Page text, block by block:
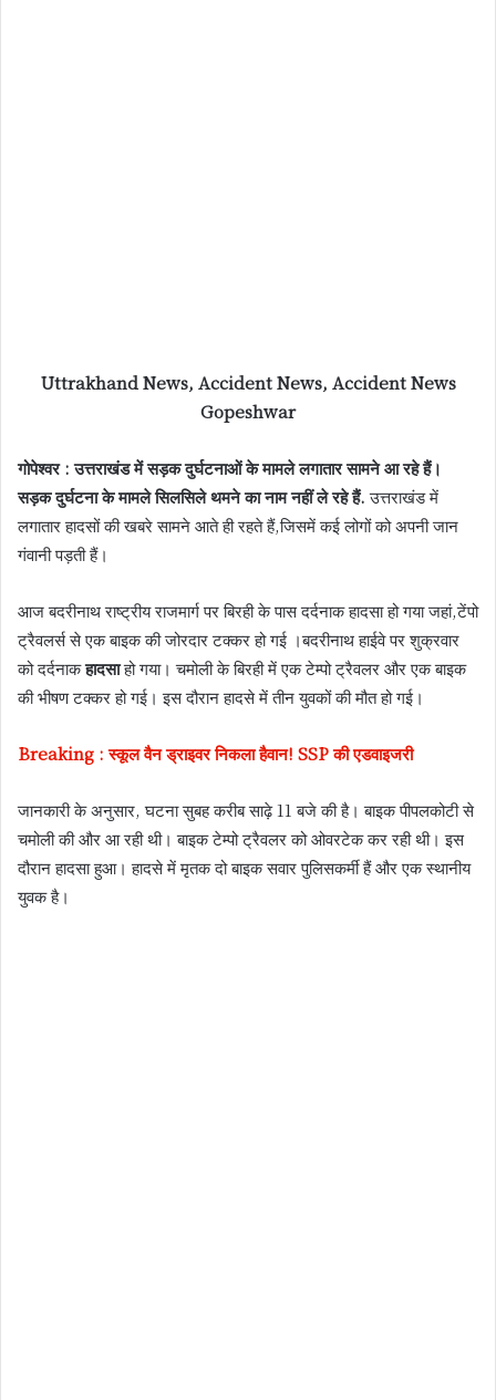
Uttrakhand News, Accident News, Accident News
Gopeshwar
गोपेश्वर : उत्तराखंड में सड़क दुर्घटनाओं के मामले लगातार सामने आ रहे हैं।
सड़क दुर्घटना के मामले सिलसिले थमने का नाम नहीं ले रहे हैं.उत्तराखंड में
लगातार हादसों की खबरे सामने आते ही रहते हैं,जिसमें कई लोगों को अपनी जान
गंवानी पड़ती हैं।
आज बदरीनाथ राष्ट्रीय राजमार्ग पर बिरही के पास दर्दनाक हादसा हो गया जहां,टेंपो
ट्रैवलर्स से एक बाइक की जोरदार टक्कर हो गई ।बदरीनाथ हाईवे पर शुक्रवार
को दर्दनाकहादसाहो गया। चमोली के बिरही में एक टेम्पो ट्रैवलर और एक बाइक
की भीषण टक्कर हो गई। इस दौरान हादसे में तीन युवकों की मौत हो गई।
Breaking : स्कूल वैन ड्राइवर निकला हैवान! SSP की एडवाइजरी
जानकारी के अनुसार, घटना सुबह करीब साढ़े 11 बजे की है। बाइक पीपलकोटी से
चमोली की और आ रही थी। बाइक टेम्पो ट्रैवलर को ओवरटेक कर रही थी। इस
दौरान हादसा हुआ। हादसे में मृतक दो बाइक सवार पुलिसकर्मी हैं और एक स्थानीय
युवक है।